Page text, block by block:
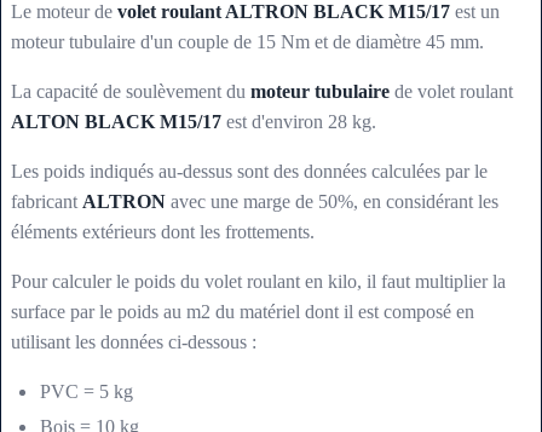
Le moteur de volet roulant ALTRON BLACK M15/17 est un
moteur tubulaire d'un couple de 15 Nm et de diamètre 45 mm.
La capacité de soulèvement du moteur tubulaire de volet roulant
ALTON BLACK M15/17 est d'environ 28 kg.
Les poids indiqués au-dessus sont des données calculées par le
fabricant ALTRON avec une marge de 50%, en considérant les
éléments extérieurs dont les frottements.
Pour calculer le poids du volet roulant en kilo, il faut multiplier la
surface par le poids au m2 du matériel dont il est composé en
utilisant les données ci-dessous :
PVC = 5 kg
Bois = 10 kg